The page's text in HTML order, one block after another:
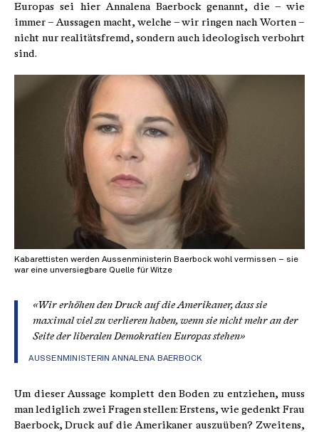
Europas sei hier Annalena Baerbock genannt, die – wie
immer – Aussagen macht, welche – wir ringen nach Worten –
nicht nur realitätsfremd, sondern auch ideologisch verbohrt
sind.
Kabarettisten werden Aussenministerin Baerbock wohl vermissen – sie
war eine unversiegbare Quelle für Witze
«Wir erhöhen den Druck auf die Amerikaner, dass sie
maximal viel zu verlieren haben, wenn sie nicht mehr an der
Seite der liberalen Demokratien Europas stehen»
AUSSENMINISTERINANNALENA BAERBOCK
Um dieser Aussage komplett den Boden zu entziehen, muss
man lediglich zwei Fragen stellen: Erstens, wie gedenkt Frau
Baerbock, Druck auf die Amerikaner auszuüben? Zweitens,